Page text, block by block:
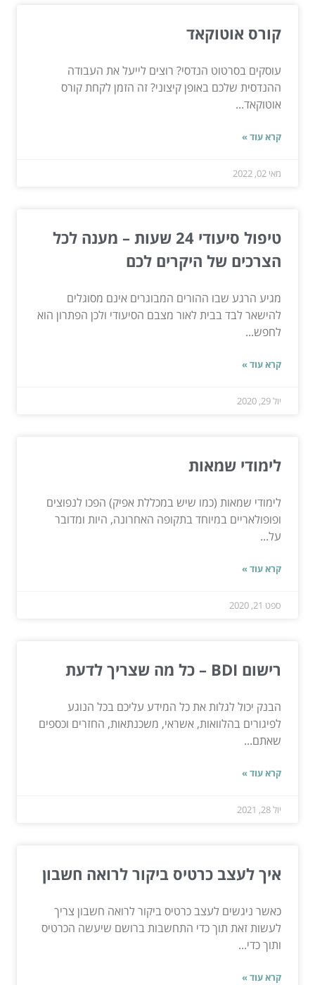
קורס אוטוקאד
עוסקים בסרטוט הנדסי? רוצים לייעל את העבודה
ההנדסית שלכם באופן קיצוני? זה הזמן לקחת קורס
אוטוקאד...
קרא עוד »
מאי 02, 2022
טיפול סיעודי 24 שעות – מענה לכל
הצרכים של היקרים לכם
מגיע הרגע שבו ההורים המבוגרים אינם מסוגלים
להישאר לבד בבית לאור מצבם הסיעודי ולכן הפתרון הוא
לחפש...
קרא עוד »
יול 29, 2020
לימודי שמאות
לימודי שמאות (כמו שיש במכללת אפיק) הפכו לנפוצים
ופופולאריים במיוחד בתקופה האחרונה, היות ומדובר
על...
קרא עוד »
ספט 21, 2020
רישום BDI – כל מה שצריך לדעת
הבנק יכול לגלות את כל המידע עליכם בכל הנוגע
לפיגורים בהלוואות, אשראי, משכנתאות, החזרים וכספים
שאתם...
קרא עוד »
יול 28, 2021
איך לעצב כרטיס ביקור לרואה חשבון
כאשר ניגשים לעצב כרטיס ביקור לרואה חשבון צריך
לעשות זאת תוך כדי התחשבות ברושם שיעשה הכרטיס
ותוך כדי...
קרא עוד »